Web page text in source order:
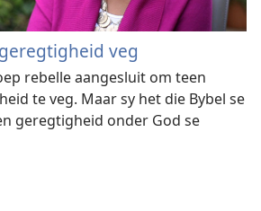
veg
rebelle aangesluit om teen
te veg. Maar sy het die Bybel se
geregtigheid onder God se